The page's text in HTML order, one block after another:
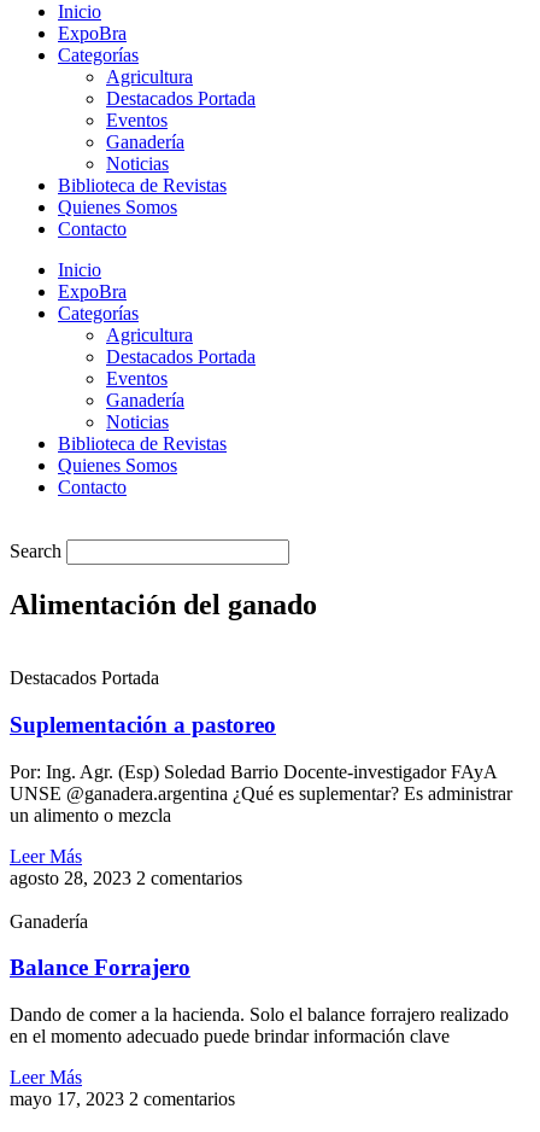
Inicio
ExpoBra
Categorías
Agricultura
Destacados Portada
Eventos
Ganadería
Noticias
Biblioteca de Revistas
Quienes Somos
Contacto
Inicio
ExpoBra
Categorías
Agricultura
Destacados Portada
Eventos
Ganadería
Noticias
Biblioteca de Revistas
Quienes Somos
Contacto
Search
Alimentación del ganado
Destacados Portada
Suplementación a pastoreo
Por: Ing. Agr. (Esp) Soledad Barrio Docente-investigador FAyA
UNSE @ganadera.argentina ¿Qué es suplementar? Es administrar
un alimento o mezcla
Leer Más
agosto 28, 2023 2 comentarios
Ganadería
Balance Forrajero
Dando de comer a la hacienda. Solo el balance forrajero realizado
en el momento adecuado puede brindar información clave
Leer Más
mayo 17, 2023 2 comentarios